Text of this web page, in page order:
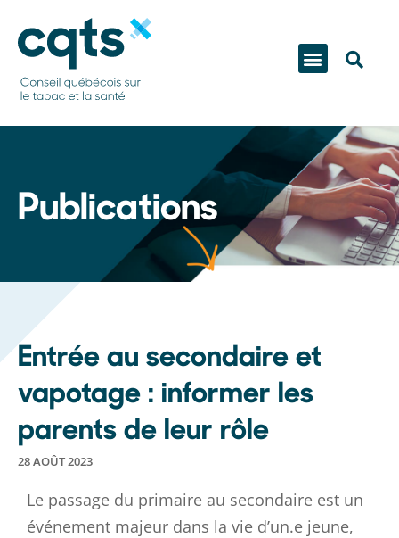
Publications
Entrée au secondaire et
vapotage : informer les
parents de leur rôle
28 AOÛT 2023
Le passage du primaire au secondaire est un
événement majeur dans la vie d’un.e jeune,